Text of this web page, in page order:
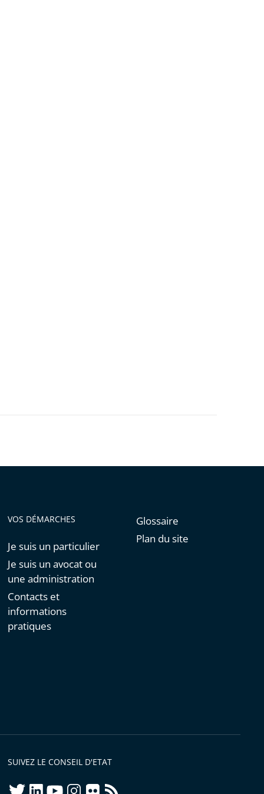
VOS DÉMARCHES
Je suis un particulier
Je suis un avocat ou
une administration
Contacts et
informations
pratiques
Glossaire
Plan du site
SUIVEZ LE CONSEIL D'ETAT
twitterlinkedInyoutubeinstagram
flickrrss